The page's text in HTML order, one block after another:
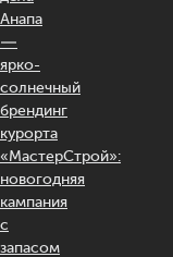
Анапа
—
ярко-
солнечный
брендинг
курорта
«МастерСтрой»:
новогодняя
кампания
с
запасом